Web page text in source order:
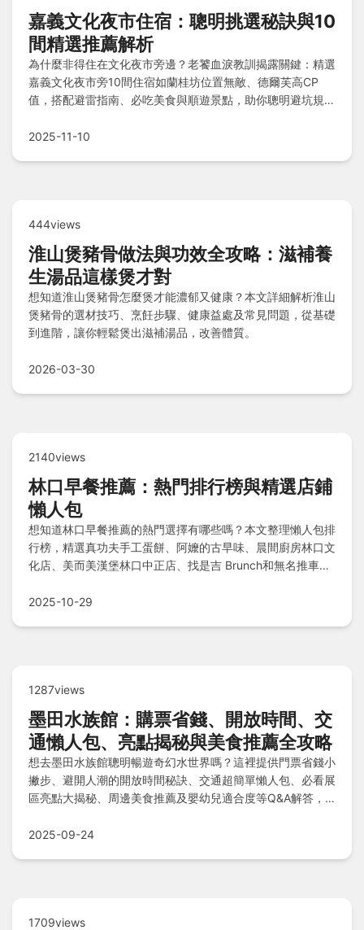
嘉義文化夜市住宿：聰明挑選秘訣與10
間精選推薦解析
為什麼非得住在文化夜市旁邊？老饕血淚教訓揭露關鍵：精選
嘉義文化夜市旁10間住宿如蘭桂坊位置無敵、德爾芙高CP
值，搭配避雷指南、必吃美食與順遊景點，助你聰明避坑規劃
2025-11-10
444views
淮山煲豬骨做法與功效全攻略：滋補養
生湯品這樣煲才對
想知道淮山煲豬骨怎麼煲才能濃郁又健康？本文詳細解析淮山
煲豬骨的選材技巧、烹飪步驟、健康益處及常見問題，從基礎
到進階，讓你輕鬆煲出滋補湯品，改善體質。
2026-03-30
2140views
林口早餐推薦：熱門排行榜與精選店鋪
懶人包
想知道林口早餐推薦的熱門選擇有哪些嗎？本文整理懶人包排
行榜，精選真功夫手工蛋餅、阿嬤的古早味、晨間廚房林口文
化店、美而美漢堡林口中正店、找是吉 Brunch和無名推車飯
鬆找到完美早餐地點。
2025-10-29
1287views
墨田水族館：購票省錢、開放時間、交
通懶人包、亮點揭秘與美食推薦全攻略
想去墨田水族館聰明暢遊奇幻水世界嗎？這裡提供門票省錢小
撇步、避開人潮的開放時間秘訣、交通超簡單懶人包、必看展
區亮點大揭秘、周邊美食推薦及嬰幼兒適合度等Q&A解答，
2025-09-24
1709views